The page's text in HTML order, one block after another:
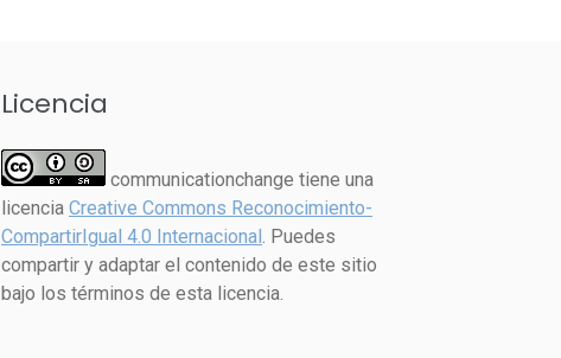
Licencia
communicationchange tiene una
licencia Creative Commons Reconocimiento-
CompartirIgual 4.0 Internacional. Puedes
compartir y adaptar el contenido de este sitio
bajo los términos de esta licencia.